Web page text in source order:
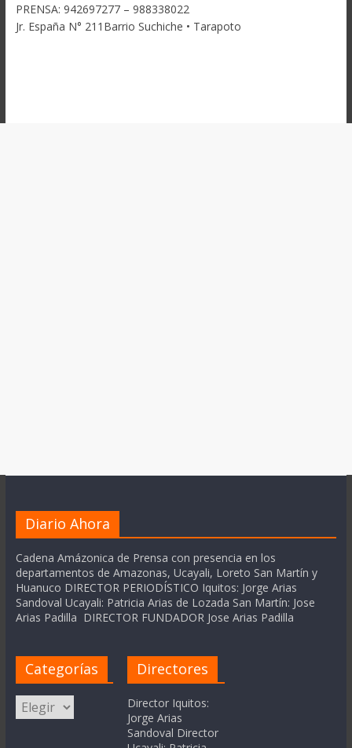
PRENSA: 942697277 – 988338022
Jr. España N° 211Barrio Suchiche • Tarapoto
Diario Ahora
Cadena Amázonica de Prensa con presencia en los
departamentos de Amazonas, Ucayali, Loreto San Martín y
Huanuco DIRECTOR PERIODÍSTICO Iquitos: Jorge Arias
Sandoval Ucayali: Patricia Arias de Lozada San Martín: Jose
Arias Padilla DIRECTOR FUNDADOR Jose Arias Padilla
Categorías
Categorías
Directores
Director Iquitos:
Jorge Arias
Sandoval Director